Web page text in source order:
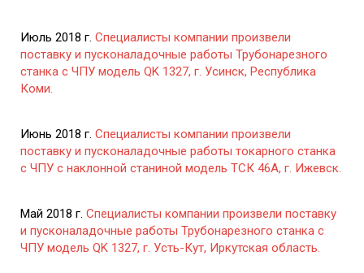
Июль 2018 г. Специалисты компании произвели
поставку и пусконаладочные работы Трубонарезного
станка с ЧПУ модель QK 1327, г. Усинск, Республика
Коми.
Июнь 2018 г. Специалисты компании произвели
поставку и пусконаладочные работы токарного станка
с ЧПУ с наклонной станиной модель ТСК 46А, г. Ижевск.
Май 2018 г. Специалисты компании произвели поставку
и пусконаладочные работы Трубонарезного станка с
ЧПУ модель QK 1327, г. Усть-Кут, Иркутская область.